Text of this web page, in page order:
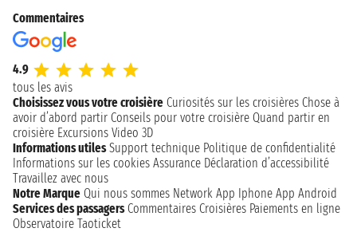
Commentaires
4.9
tous les avis
Choisissez vous votre croisière Curiosités sur les croisières Chose à
avoir d’abord partir Conseils pour votre croisière Quand partir en
croisière Excursions Video 3D
Informations utiles Support technique Politique de confidentialité
Informations sur les cookies Assurance Déclaration d’accessibilité
Travaillez avec nous
Notre Marque Qui nous sommes Network App Iphone App Android
Services des passagers Commentaires Croisières Paiements en ligne
Observatoire Taoticket